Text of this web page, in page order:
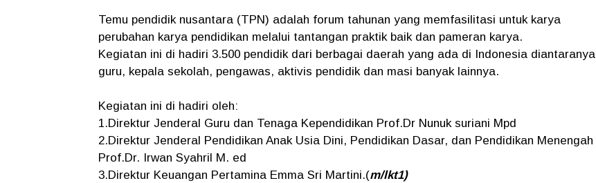
Temu pendidik nusantara (TPN) adalah forum tahunan yang memfasilitasi untuk karya
perubahan karya pendidikan melalui tantangan praktik baik dan pameran karya.
Kegiatan ini di hadiri 3.500 pendidik dari berbagai daerah yang ada di Indonesia diantaranya
guru, kepala sekolah, pengawas, aktivis pendidik dan masi banyak lainnya.
Kegiatan ini di hadiri oleh:
1.Direktur Jenderal Guru dan Tenaga Kependidikan Prof.Dr Nunuk suriani Mpd
2.Direktur Jenderal Pendidikan Anak Usia Dini, Pendidikan Dasar, dan Pendidikan Menengah
Prof.Dr. Irwan Syahril M. ed
3.Direktur Keuangan Pertamina Emma Sri Martini.(m/lkt1)